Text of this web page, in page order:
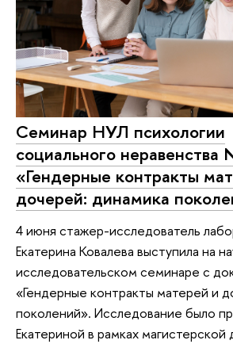
Семинар НУЛ психологии
социального
«Гендерные контракты
дочерей: динамика
4 июня стажер-исследователь
Екатерина Ковалева выступила на
исследовательском семинаре с
«Гендерные контракты матерей и
поколений». Исследование было
Екатериной в рамках магистерской